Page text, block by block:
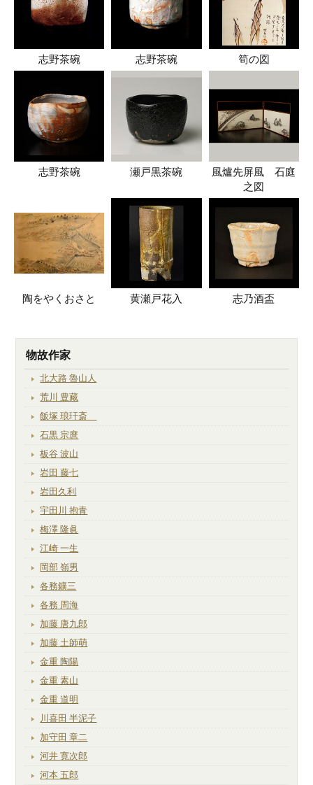
志野茶碗 志野茶碗 筍の図
志野茶碗 瀬戸黒茶碗
風爐先屏風 石庭
之図
陶をやくおさと 黄瀬戸花入 志乃酒盃
物故作家
北大路 魯山人
荒川 豊藏
飯塚 琅玕斎
石黒 宗麿
板谷 波山
岩田 藤七
岩田久利
宇田川 抱青
梅澤 隆眞
江崎 一生
岡部 嶺男
各務鑛三
各務 周海
加藤 唐九郎
加藤 土師萌
金重 陶陽
金重 素山
金重 道明
川喜田 半泥子
加守田 章二
河井 寛次郎
河本 五郎